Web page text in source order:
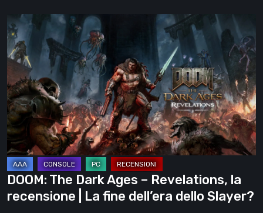
DOOM:
The
Dark
Ages
–
Revelations,
la
recensione
|
La
fine
dell’era
DOOM: The Dark Ages – Revelations, la
recensione | La fine dell’era dello Slayer?